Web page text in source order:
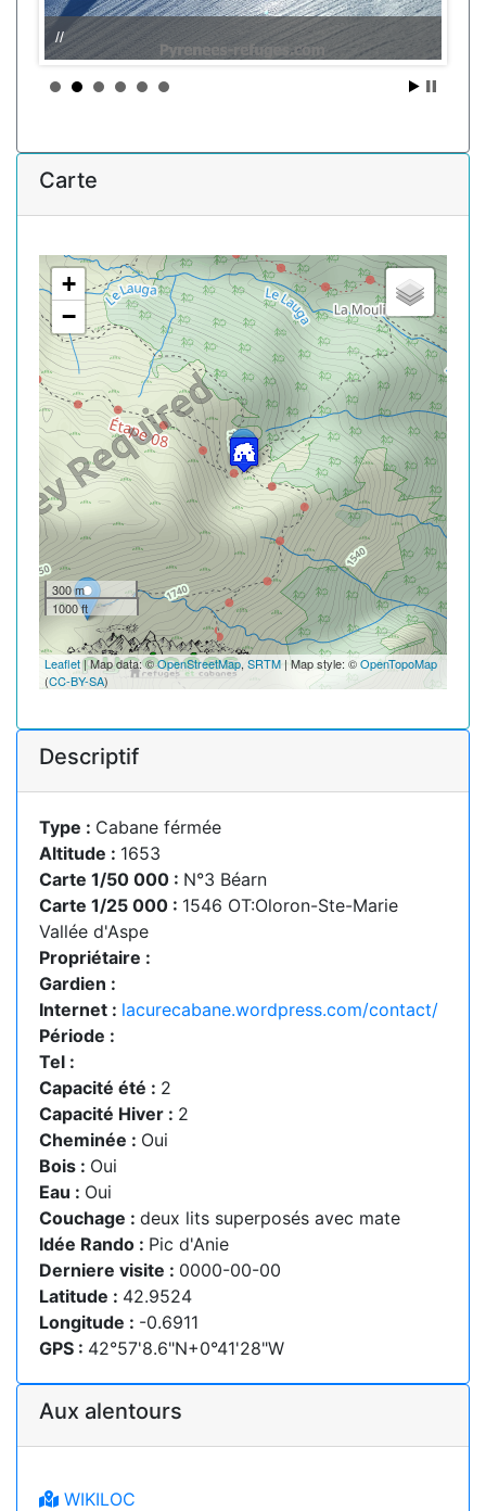
//
Carte
+
−
300 m
1000 ft
Leaflet| Map data: ©OpenStreetMap, SRTM | Map style: ©OpenTopoMap
(CC-BY-SA)
Descriptif
Type : Cabane férmée
Altitude : 1653
Carte 1/50 000 : N°3 Béarn
Carte 1/25 000 : 1546 OT:Oloron-Ste-Marie
Vallée d'Aspe
Propriétaire :
Gardien :
Internet : lacurecabane.wordpress.com/contact/
Période :
Tel :
Capacité été : 2
Capacité Hiver : 2
Cheminée : Oui
Bois : Oui
Eau : Oui
Couchage : deux lits superposés avec mate
Idée Rando : Pic d'Anie
Derniere visite : 0000-00-00
Latitude : 42.9524
Longitude : -0.6911
GPS : 42°57'8.6"N+0°41'28"W
Aux alentours
WIKILOC